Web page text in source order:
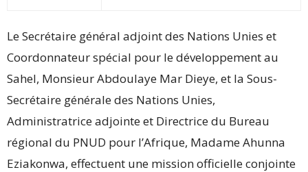
Le Secrétaire général adjoint des Nations Unies et
Coordonnateur spécial pour le développement au
Sahel, Monsieur Abdoulaye Mar Dieye, et la Sous-
Secrétaire générale des Nations Unies,
Administratrice adjointe et Directrice du Bureau
régional du PNUD pour l’Afrique, Madame Ahunna
Eziakonwa, effectuent une mission officielle conjointe